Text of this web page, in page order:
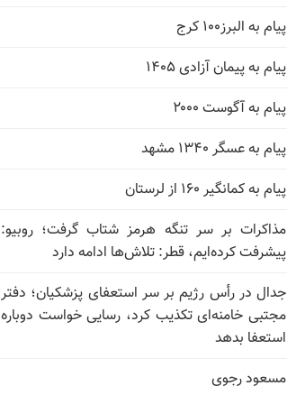
پیام به البرز۱۰۰ کرج
پیام به پیمان آزادی ۱۴۰۵
پیام به آگوست ۲۰۰۰
پیام به عسگر ۱۳۴۰ مشهد
پیام به کمانگیر ۱۶۰ از لرستان
مذاکرات بر سر تنگه هرمز شتاب گرفت؛ روبیو:
پیشرفت کرده‌ایم، قطر: تلاش‌ها ادامه دارد
جدال در رأس رژیم بر سر استعفای پزشکیان؛ دفتر
مجتبی خامنه‌ای تکذیب کرد، رسایی خواست دوباره
استعفا بدهد
مسعود رجوی